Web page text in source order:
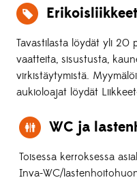
Erikoisliikkeet
Tavastilasta löydät yli 20
vaatteita, sisustusta,
virkistäytymistä.
aukioloajat löydät
WC ja
Toisessa kerroksessa
Inva-WC/